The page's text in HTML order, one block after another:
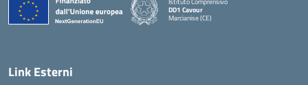
DD1 Cavour
Marcianise (CE)
Link Esterni